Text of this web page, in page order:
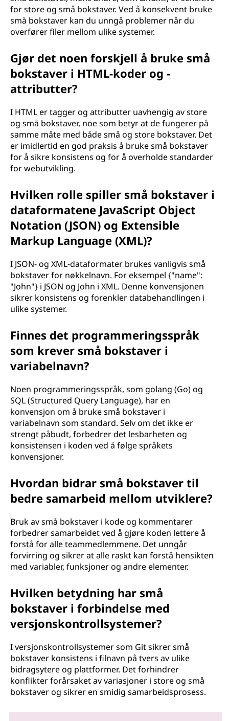
for store og små bokstaver. Ved å konsekvent bruke
små bokstaver kan du unngå problemer når du
overfører filer mellom ulike systemer.
Gjør det noen forskjell å bruke små
bokstaver i HTML-koder og -
attributter?
I HTML er tagger og attributter uavhengig av store
og små bokstaver, noe som betyr at de fungerer på
samme måte med både små og store bokstaver. Det
er imidlertid en god praksis å bruke små bokstaver
for å sikre konsistens og for å overholde standarder
for webutvikling.
Hvilken rolle spiller små bokstaver i
dataformatene JavaScript Object
Notation (JSON) og Extensible
Markup Language (XML)?
I JSON- og XML-dataformater brukes vanligvis små
bokstaver for nøkkelnavn. For eksempel {"name":
"John"} i JSON og John i XML. Denne konvensjonen
sikrer konsistens og forenkler databehandlingen i
ulike systemer.
Finnes det programmeringsspråk
som krever små bokstaver i
variabelnavn?
Noen programmeringsspråk, som golang (Go) og
SQL (Structured Query Language), har en
konvensjon om å bruke små bokstaver i
variabelnavn som standard. Selv om det ikke er
strengt påbudt, forbedrer det lesbarheten og
konsistensen i koden ved å følge språkets
konvensjoner.
Hvordan bidrar små bokstaver til
bedre samarbeid mellom utviklere?
Bruk av små bokstaver i kode og kommentarer
forbedrer samarbeidet ved å gjøre koden lettere å
forstå for alle teammedlemmene. Det unngår
forvirring og sikrer at alle raskt kan forstå hensikten
med variabler, funksjoner og andre elementer.
Hvilken betydning har små
bokstaver i forbindelse med
versjonskontrollsystemer?
I versjonskontrollsystemer som Git sikrer små
bokstaver konsistens i filnavn på tvers av ulike
bidragsytere og plattformer. Det forhindrer
konflikter forårsaket av variasjoner i store og små
bokstaver og sikrer en smidig samarbeidsprosess.